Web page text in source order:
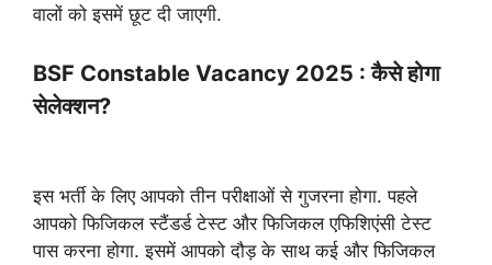
वालों को इसमें छूट दी जाएगी.
BSF Constable Vacancy 2025 : कैसे होगा
सेलेक्शन?
इस भर्ती के लिए आपको तीन परीक्षाओं से गुजरना होगा. पहले
आपको फिजिकल स्टैंडर्ड टेस्ट और फिजिकल एफिशिएंसी टेस्ट
पास करना होगा. इसमें आपको दौड़ के साथ कई और फिजिकल